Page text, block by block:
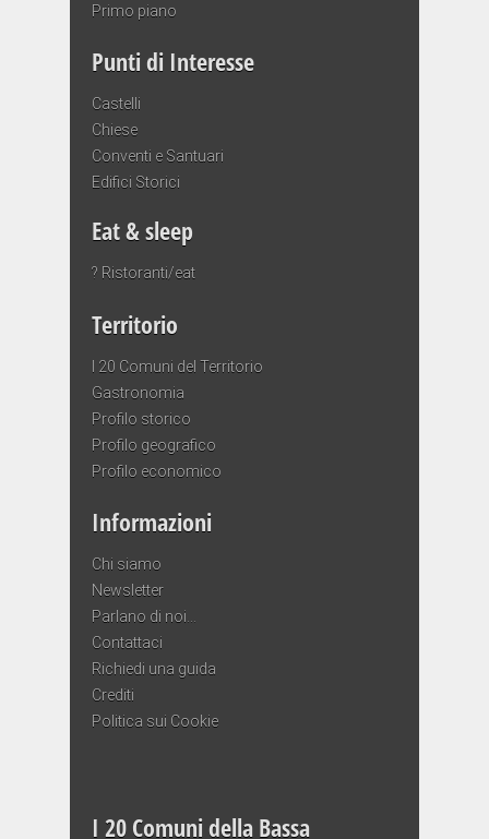
Primo piano
Punti di Interesse
Castelli
Chiese
Conventi e Santuari
Edifici Storici
Eat & sleep
? Ristoranti/eat
Territorio
I 20 Comuni del Territorio
Gastronomia
Profilo storico
Profilo geografico
Profilo economico
Informazioni
Chi siamo
Newsletter
Parlano di noi…
Contattaci
Richiedi una guida
Crediti
Politica sui Cookie
I 20 Comuni della Bassa